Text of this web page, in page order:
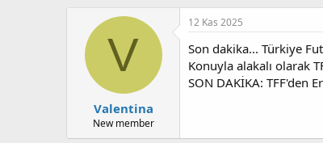
l
ş
ı
ç
t
a
V
Valentina
New member
12 Kas 2025
Son dakika... Türkiye
Konuyla alakalı olarak
SON DAKİKA: TFF'den